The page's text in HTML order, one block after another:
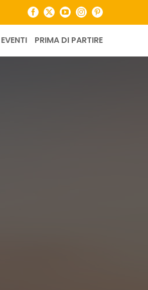
Facebook
X YouTubeInstagramPinterest
EVENTI PRIMA DI PARTIRE